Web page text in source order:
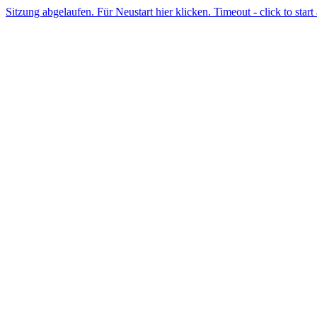
Sitzung abgelaufen. Für Neustart hier klicken. Timeout - click to start